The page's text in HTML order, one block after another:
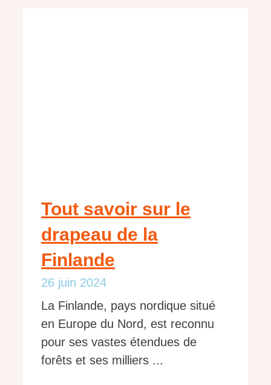
Tout savoir sur le
drapeau de la
Finlande
26 juin 2024
La Finlande, pays nordique situé
en Europe du Nord, est reconnu
pour ses vastes étendues de
forêts et ses milliers ...